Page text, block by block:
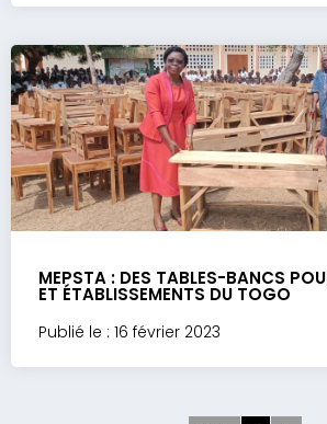
MEPSTA : DES TABLES-BANCS
ET ÉTABLISSEMENTS DU TOGO
Publié le : 16 février 2023